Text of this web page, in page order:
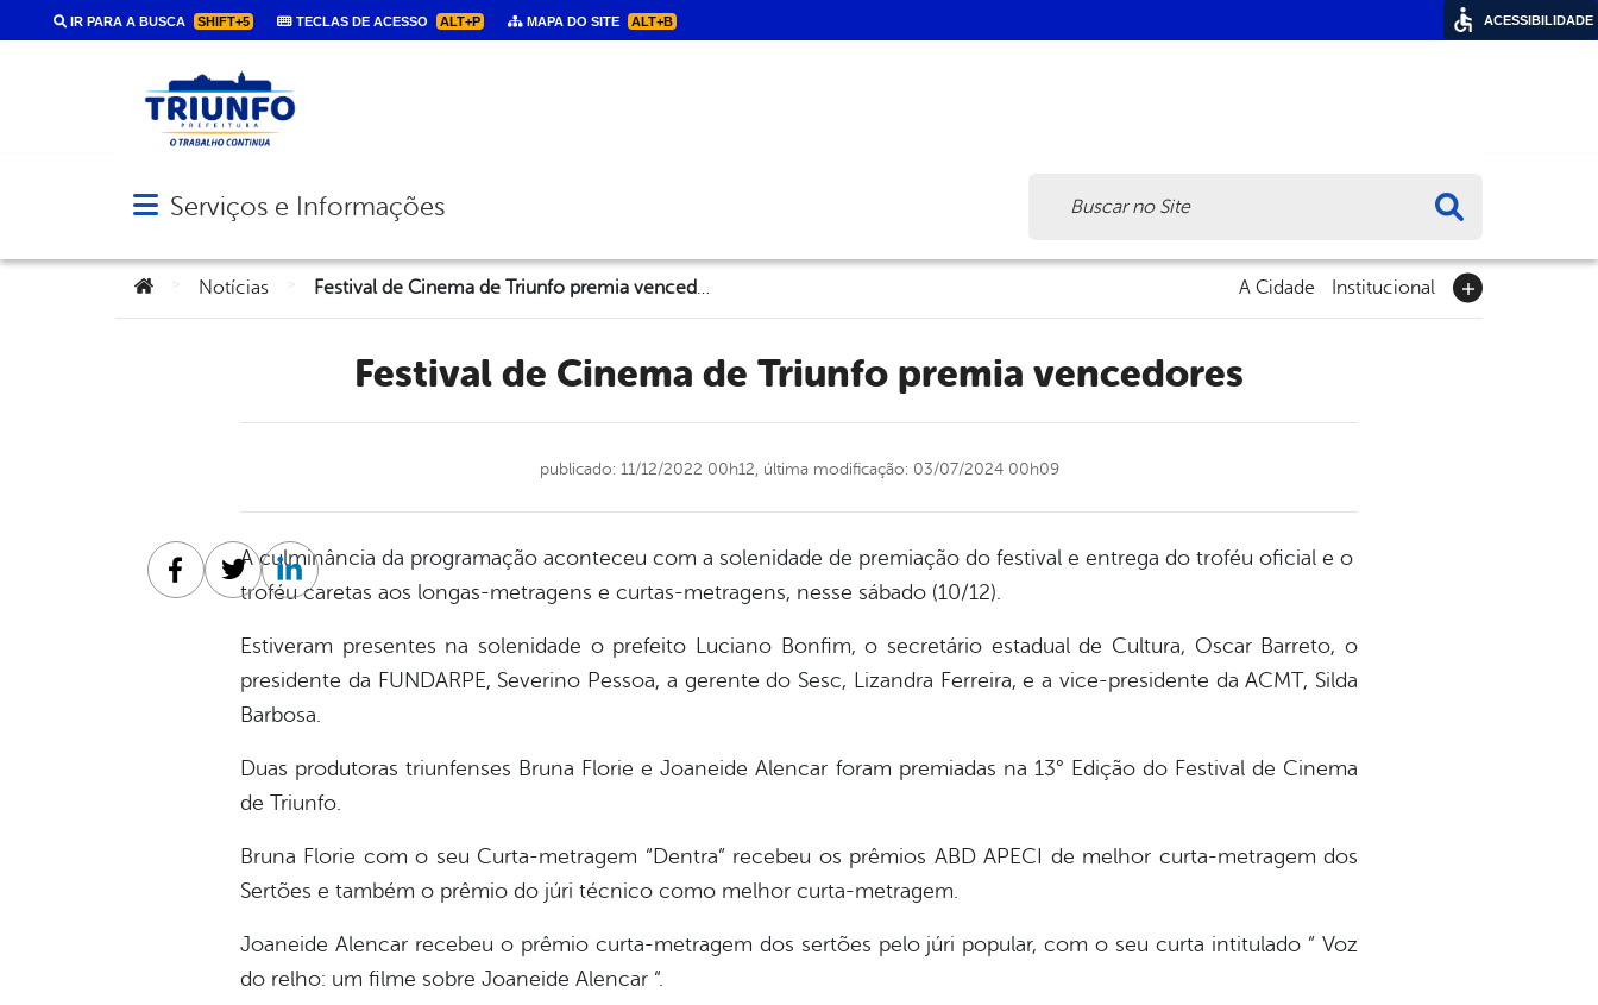
IR PARA A BUSCA SHIFT+5 TECLAS DE ACESSO ALT+P MAPA DO SITE ALT+B
Abrir menu principal de navegação
Serviços e Informações
Você está aqui:
Notícias Festival de Cinema de Triunfo premia vencedores A Cidade Institucional
Festival de Cinema de Triunfo premia vencedores
publicado: 11/12/2022 00h12, última modificação: 03/07/2024 00h09
A culminância da programação aconteceu com a solenidade de premiação do festival e entrega do troféu oficial e o
troféu caretas aos longas-metragens e curtas-metragens, nesse sábado (10/12).
Estiveram presentes na solenidade o prefeito Luciano Bonfim, o secretário estadual de Cultura, Oscar Barreto, o
presidente da FUNDARPE, Severino Pessoa, a gerente do Sesc, Lizandra Ferreira, e a vice-presidente da ACMT, Silda
Barbosa.
Duas produtoras triunfenses Bruna Florie e Joaneide Alencar foram premiadas na 13° Edição do Festival de Cinema
de Triunfo.
Bruna Florie com o seu Curta-metragem “Dentra” recebeu os prêmios ABD APECI de melhor curta-metragem dos
Sertões e também o prêmio do júri técnico como melhor curta-metragem.
Joaneide Alencar recebeu o prêmio curta-metragem dos sertões pelo júri popular, com o seu curta intitulado ” Voz
do relho: um filme sobre Joaneide Alencar “.
Facebook
TwitterLinkedin
ACESSIBILIDADE